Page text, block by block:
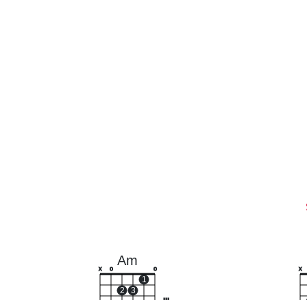
Am
x o
2 3
1
o x